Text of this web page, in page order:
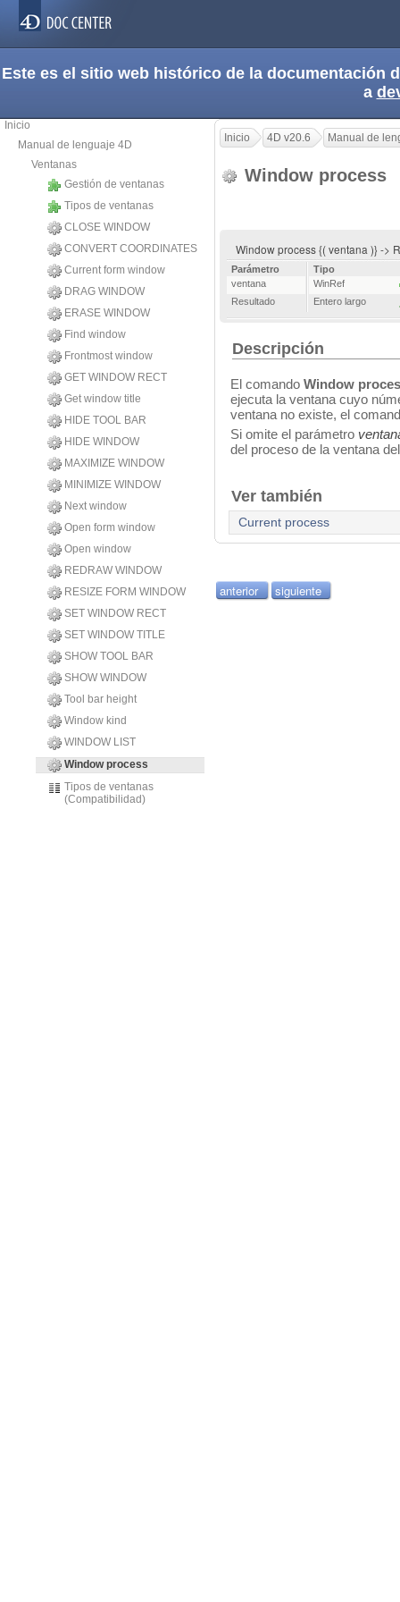
Este es el sitio web histórico de la documentación
a
Inicio
Manual de lenguaje 4D
Ventanas
Gestión de ventanas
Tipos de ventanas
CLOSE WINDOW
CONVERT COORDINATES
Current form window
DRAG WINDOW
ERASE WINDOW
Find window
Frontmost window
GET WINDOW RECT
Get window title
HIDE TOOL BAR
HIDE WINDOW
MAXIMIZE WINDOW
MINIMIZE WINDOW
Next window
Open form window
Open window
REDRAW WINDOW
RESIZE FORM WINDOW
SET WINDOW RECT
SET WINDOW TITLE
SHOW TOOL BAR
SHOW WINDOW
Tool bar height
Window kind
WINDOW LIST
Window process
Tipos de ventanas
(Compatibilidad)
Inicio 4D v20.6 Manual de
Window process
Window process {( ventana )} ->
Parámetro
Tipo
ventana
WinRef
Resultado
Entero largo
Descripción
El comando Window
ejecuta la ventana cuyo
ventana no existe, el
Si omite el parámetro
del proceso de la ventana
Ver también
Current process
anterior siguiente